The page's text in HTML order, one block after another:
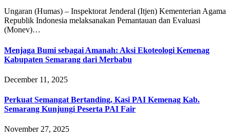
Ungaran (Humas) – Inspektorat Jenderal (Itjen) Kementerian Agama
Republik Indonesia melaksanakan Pemantauan dan Evaluasi
(Monev)…
Menjaga Bumi sebagai Amanah: Aksi Ekoteologi Kemenag
Kabupaten Semarang dari Merbabu
December 11, 2025
Perkuat Semangat Bertanding, Kasi PAI Kemenag Kab.
Semarang Kunjungi Peserta PAI Fair
November 27, 2025